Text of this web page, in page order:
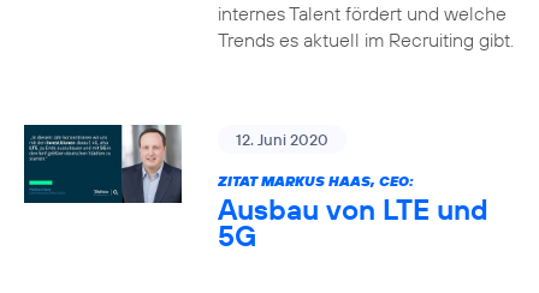
internes Talent fördert und welche
Trends es aktuell im Recruiting gibt.
12. Juni 2020
ZITAT MARKUS HAAS, CEO:
Ausbau von LTE und
5G